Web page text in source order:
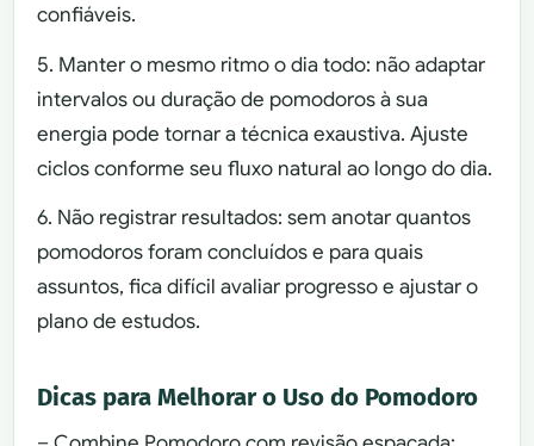
confiáveis.
5. Manter o mesmo ritmo o dia todo: não adaptar
intervalos ou duração de pomodoros à sua
energia pode tornar a técnica exaustiva. Ajuste
ciclos conforme seu fluxo natural ao longo do dia.
6. Não registrar resultados: sem anotar quantos
pomodoros foram concluídos e para quais
assuntos, fica difícil avaliar progresso e ajustar o
plano de estudos.
Dicas para Melhorar o Uso do Pomodoro